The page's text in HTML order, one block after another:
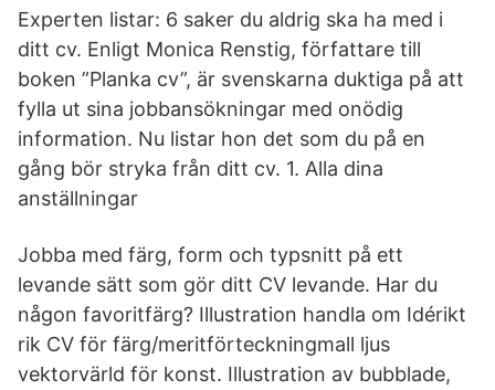
Experten listar: 6 saker du aldrig ska ha med i
ditt cv. Enligt Monica Renstig, författare till
boken ”Planka cv”, är svenskarna duktiga på att
fylla ut sina jobbansökningar med onödig
information. Nu listar hon det som du på en
gång bör stryka från ditt cv. 1. Alla dina
anställningar
Jobba med färg, form och typsnitt på ett
levande sätt som gör ditt CV levande. Har du
någon favoritfärg? Illustration handla om Idérikt
rik CV för färg/meritförteckningmall ljus
vektorvärld för konst. Illustration av bubblade,